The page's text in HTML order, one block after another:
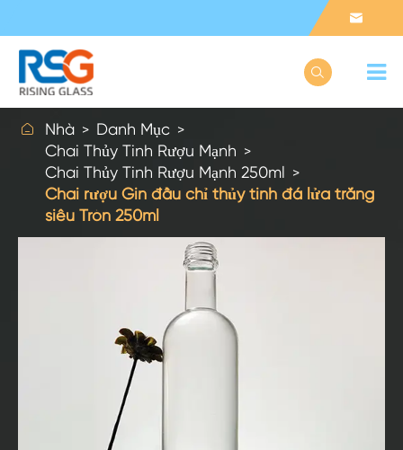


 Nhà
Danh Mục
Chai Thủy Tinh Rượu Mạnh
Chai Thủy Tinh Rượu Mạnh 250ml
Chai rượu Gin đầu chỉ thủy tinh đá lửa trắng
siêu Tròn 250ml